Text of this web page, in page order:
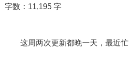
字数：11,195 字
这周两次更新都晚一天，最近忙